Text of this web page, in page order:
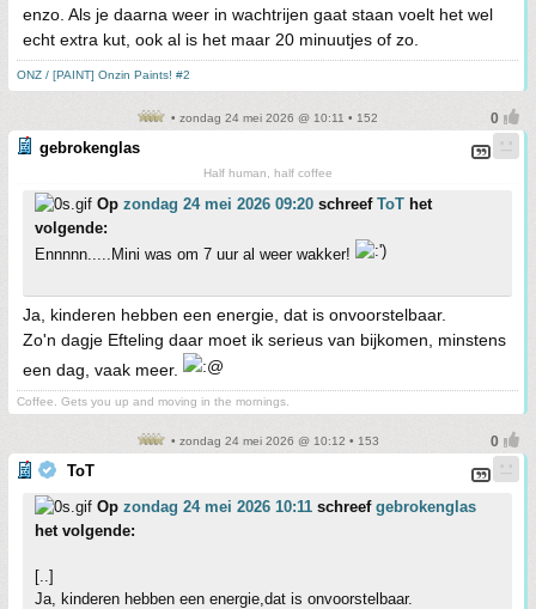
enzo. Als je daarna weer in wachtrijen gaat staan voelt het wel
echt extra kut, ook al is het maar 20 minuutjes of zo.
ONZ / [PAINT] Onzin Paints! #2
• zondag 24 mei 2026 @ 10:11 • 152
gebrokenglas
Half human, half coffee
Op zondag 24 mei 2026 09:20 schreef ToT het
volgende:
Ennnnn.....Mini was om 7 uur al weer wakker!
Ja, kinderen hebben een energie, dat is onvoorstelbaar.
Zo'n dagje Efteling daar moet ik serieus van bijkomen, minstens
een dag, vaak meer.
Coffee. Gets you up and moving in the mornings.
• zondag 24 mei 2026 @ 10:12 • 153
ToT
Op zondag 24 mei 2026 10:11 schreef gebrokenglas
het volgende:
[..]
Ja, kinderen hebben een energie,dat is onvoorstelbaar.